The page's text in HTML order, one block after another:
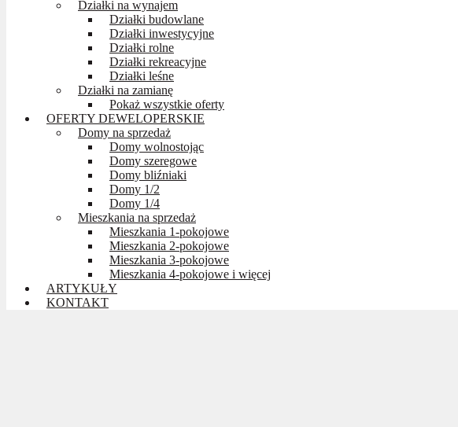
Działki na wynajem
Działki budowlane
Działki inwestycyjne
Działki rolne
Działki rekreacyjne
Działki leśne
Działki na zamianę
Pokaż wszystkie oferty
OFERTY DEWELOPERSKIE
Domy na sprzedaż
Domy wolnostojąc
Domy szeregowe
Domy bliźniaki
Domy 1/2
Domy 1/4
Mieszkania na sprzedaż
Mieszkania 1-pokojowe
Mieszkania 2-pokojowe
Mieszkania 3-pokojowe
Mieszkania 4-pokojowe i więcej
ARTYKUŁY
KONTAKT